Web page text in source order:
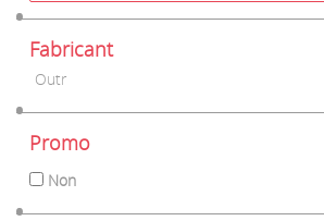
Fabricant
Outr
Promo
Non